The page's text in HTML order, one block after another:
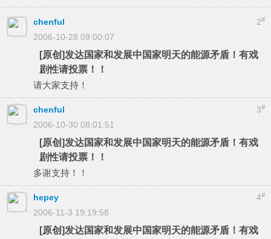
2#
chenful
2006-10-28 09:00:07
[原创]发达国家和发展中国家明天的能源矛盾！有戏
剧性请投票！！
请大家支持！
3#
chenful
2006-10-30 08:01:51
[原创]发达国家和发展中国家明天的能源矛盾！有戏
剧性请投票！！
多谢支持！！
4#
hepey
2006-11-3 19:19:58
[原创]发达国家和发展中国家明天的能源矛盾！有戏